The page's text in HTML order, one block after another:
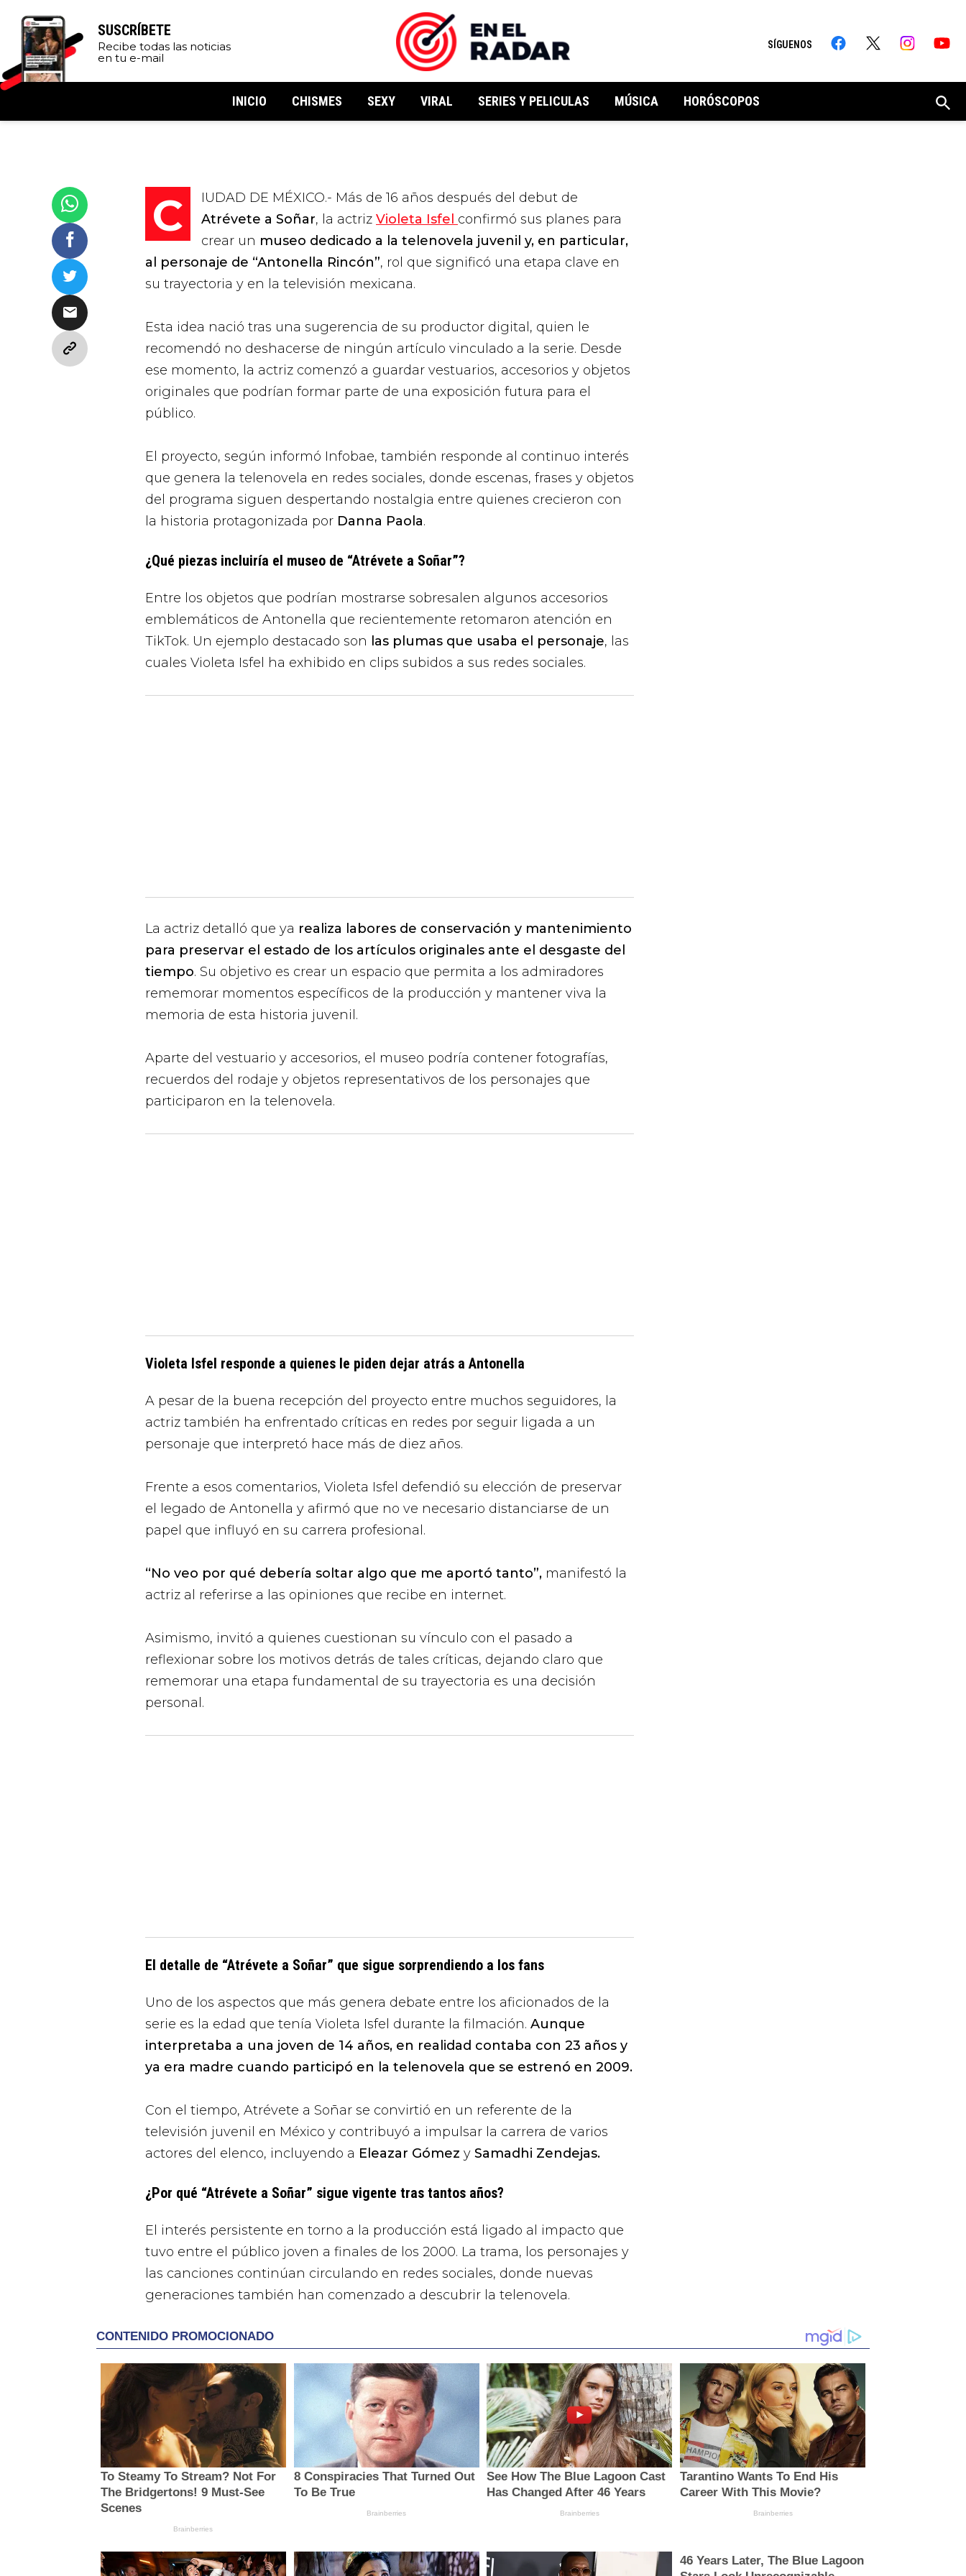
SUSCRÍBETE
Recibe todas las noticias
en tu e-mail
SÍGUENOS
INICIO CHISMES SEXY VIRAL SERIES Y PELICULAS MÚSICA HORÓSCOPOS
CIUDAD DE MÉXICO.- Más de 16 años después del debut de
Atrévete a Soñar, la actriz Violeta Isfel confirmó sus planes para
crear un museo dedicado a la telenovela juvenil y, en particular,
al personaje de “Antonella Rincón”, rol que significó una etapa clave en
su trayectoria y en la televisión mexicana.
Esta idea nació tras una sugerencia de su productor digital, quien le
recomendó no deshacerse de ningún artículo vinculado a la serie. Desde
ese momento, la actriz comenzó a guardar vestuarios, accesorios y objetos
originales que podrían formar parte de una exposición futura para el
público.
El proyecto, según informó Infobae, también responde al continuo interés
que genera la telenovela en redes sociales, donde escenas, frases y objetos
del programa siguen despertando nostalgia entre quienes crecieron con
la historia protagonizada por Danna Paola.
¿Qué piezas incluiría el museo de “Atrévete a Soñar”?
Entre los objetos que podrían mostrarse sobresalen algunos accesorios
emblemáticos de Antonella que recientemente retomaron atención en
TikTok. Un ejemplo destacado son las plumas que usaba el personaje, las
cuales Violeta Isfel ha exhibido en clips subidos a sus redes sociales.
La actriz detalló que ya realiza labores de conservación y mantenimiento
para preservar el estado de los artículos originales ante el desgaste del
tiempo. Su objetivo es crear un espacio que permita a los admiradores
rememorar momentos específicos de la producción y mantener viva la
memoria de esta historia juvenil.
Aparte del vestuario y accesorios, el museo podría contener fotografías,
recuerdos del rodaje y objetos representativos de los personajes que
participaron en la telenovela.
Violeta Isfel responde a quienes le piden dejar atrás a Antonella
A pesar de la buena recepción del proyecto entre muchos seguidores, la
actriz también ha enfrentado críticas en redes por seguir ligada a un
personaje que interpretó hace más de diez años.
Frente a esos comentarios, Violeta Isfel defendió su elección de preservar
el legado de Antonella y afirmó que no ve necesario distanciarse de un
papel que influyó en su carrera profesional.
“No veo por qué debería soltar algo que me aportó tanto”, manifestó la
actriz al referirse a las opiniones que recibe en internet.
Asimismo, invitó a quienes cuestionan su vínculo con el pasado a
reflexionar sobre los motivos detrás de tales críticas, dejando claro que
rememorar una etapa fundamental de su trayectoria es una decisión
personal.
El detalle de “Atrévete a Soñar” que sigue sorprendiendo a los fans
Uno de los aspectos que más genera debate entre los aficionados de la
serie es la edad que tenía Violeta Isfel durante la filmación. Aunque
interpretaba a una joven de 14 años, en realidad contaba con 23 años y
ya era madre cuando participó en la telenovela que se estrenó en 2009.
Con el tiempo, Atrévete a Soñar se convirtió en un referente de la
televisión juvenil en México y contribuyó a impulsar la carrera de varios
actores del elenco, incluyendo a Eleazar Gómez y Samadhi Zendejas.
¿Por qué “Atrévete a Soñar” sigue vigente tras tantos años?
El interés persistente en torno a la producción está ligado al impacto que
tuvo entre el público joven a finales de los 2000. La trama, los personajes y
las canciones continúan circulando en redes sociales, donde nuevas
generaciones también han comenzado a descubrir la telenovela.